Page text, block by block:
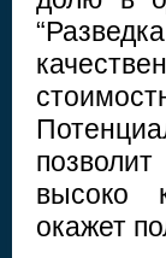
высоко
окажет